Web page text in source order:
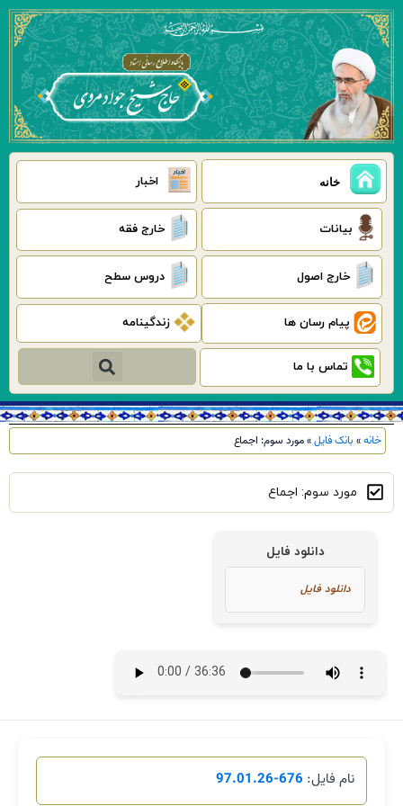
پرش
محتوا
خانه اخبار
بیانات خارج فقه
خارج اصول دروس سطح
پیام رسان ها زندگینامه
تماس با ما جستجو
خانه» بانک فایل»مورد سوم: اجماع
مورد سوم: اجماع
دانلود فایل
نام فایل: 676-97.01.26